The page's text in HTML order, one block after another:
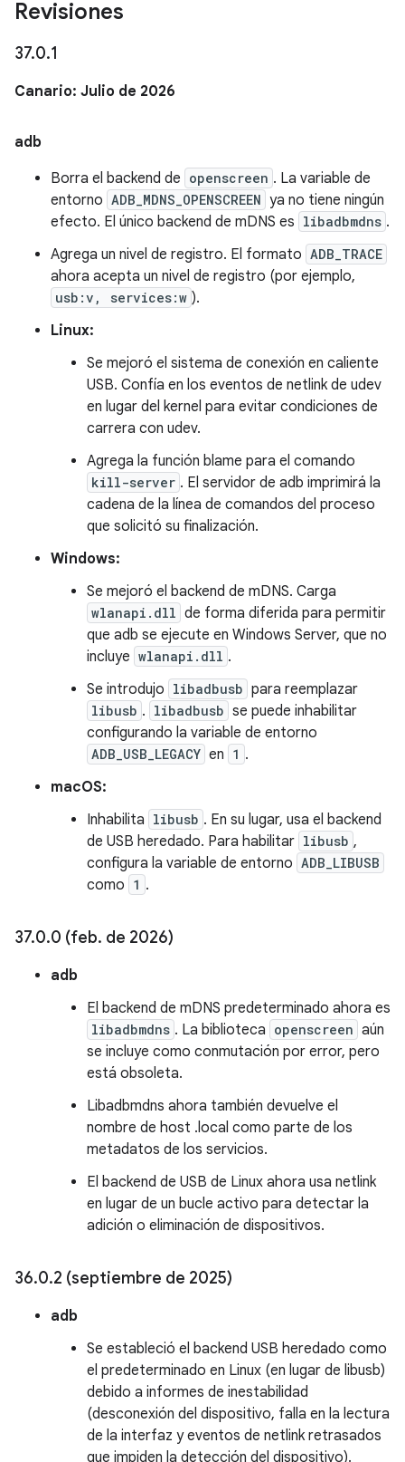
Revisiones
37.0.1
Canario: Julio de 2026
adb
Borra el backend de openscreen . La variable de
entorno ADB_MDNS_OPENSCREEN ya no tiene ningún
efecto. El único backend de mDNS es libadbmdns .
Agrega un nivel de registro. El formato ADB_TRACE
ahora acepta un nivel de registro (por ejemplo,
usb:v, services:w ).
Linux:
Se mejoró el sistema de conexión en caliente
USB. Confía en los eventos de netlink de udev
en lugar del kernel para evitar condiciones de
carrera con udev.
Agrega la función blame para el comando
kill-server . El servidor de adb imprimirá la
cadena de la línea de comandos del proceso
que solicitó su finalización.
Windows:
Se mejoró el backend de mDNS. Carga
wlanapi.dll de forma diferida para permitir
que adb se ejecute en Windows Server, que no
incluye wlanapi.dll .
Se introdujo libadbusb para reemplazar
libusb . libadbusb se puede inhabilitar
configurando la variable de entorno
ADB_USB_LEGACY en 1 .
macOS:
Inhabilita libusb . En su lugar, usa el backend
de USB heredado. Para habilitar libusb ,
configura la variable de entorno ADB_LIBUSB
como 1 .
37.0.0 (feb. de 2026)
adb
El backend de mDNS predeterminado ahora es
libadbmdns . La biblioteca openscreen aún
se incluye como conmutación por error, pero
está obsoleta.
Libadbmdns ahora también devuelve el
nombre de host .local como parte de los
metadatos de los servicios.
El backend de USB de Linux ahora usa netlink
en lugar de un bucle activo para detectar la
adición o eliminación de dispositivos.
36.0.2 (septiembre de 2025)
adb
Se estableció el backend USB heredado como
el predeterminado en Linux (en lugar de libusb)
debido a informes de inestabilidad
(desconexión del dispositivo, falla en la lectura
de la interfaz y eventos de netlink retrasados
que impiden la detección del dispositivo).